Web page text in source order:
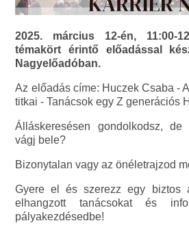
2025. március 12-én, 11:00-
témakört érintő előadással
Nagyelőadóban.
Az előadás címe: Huczek Csaba -
titkai - Tanácsok egy Z generációs
Álláskeresésen gondolkodsz,
vágj bele?
Bizonytalan vagy az önéletrajzod
Gyere el és szerezz egy biztos
elhangzott tanácsokat és
pályakezdésedbe!